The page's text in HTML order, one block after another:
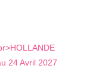
24 Avril 2027